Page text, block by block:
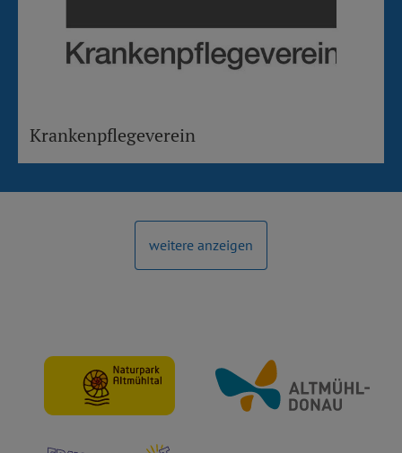
Krankenpflegeverein
weitere anzeigen